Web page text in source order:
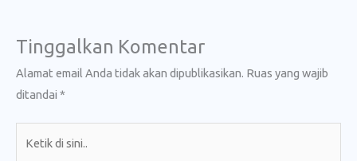
Tinggalkan Komentar
Alamat email Anda tidak akan dipublikasikan. Ruas yang wajib
ditandai *